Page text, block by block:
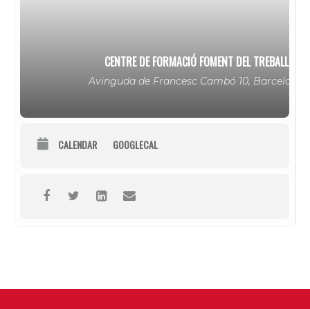
CENTRE DE FORMACIÓ FOMENT DEL TREBALL
Avinguda de Francesc Cambó 10, Barcelona
CALENDAR GOOGLECAL